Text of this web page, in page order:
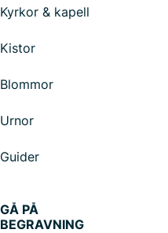
Kyrkor & kapell
Kistor
Blommor
Urnor
Guider
GÅ PÅ
BEGRAVNING